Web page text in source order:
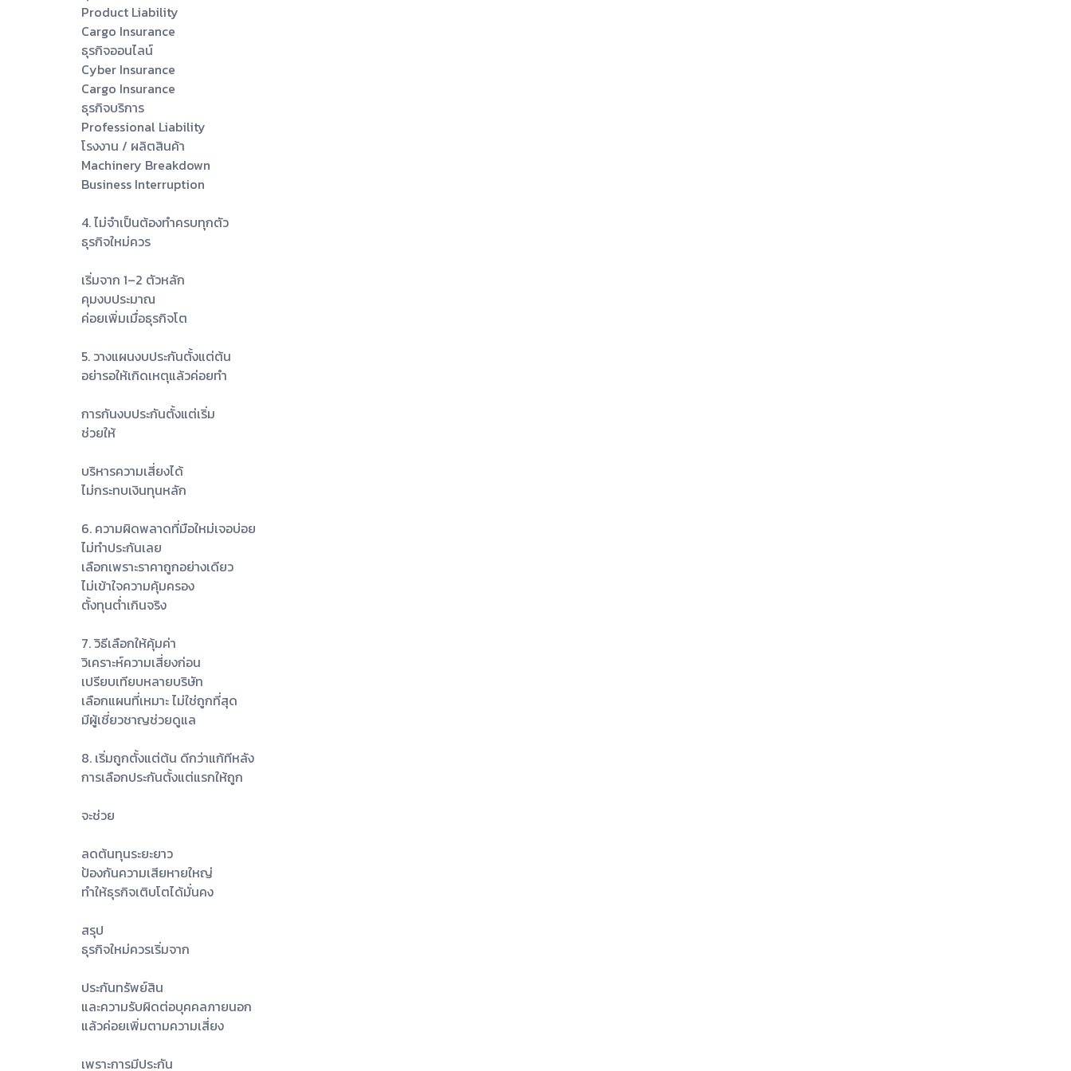
Product Liability
Cargo Insurance
ธุรกิจออนไลน์
Cyber Insurance
Cargo Insurance
ธุรกิจบริการ
Professional Liability
โรงงาน / ผลิตสินค้า
Machinery Breakdown
Business Interruption
4. ไม่จำเป็นต้องทำครบทุกตัว
ธุรกิจใหม่ควร
เริ่มจาก 1–2 ตัวหลัก
คุมงบประมาณ
ค่อยเพิ่มเมื่อธุรกิจโต
5. วางแผนงบประกันตั้งแต่ต้น
อย่ารอให้เกิดเหตุแล้วค่อยทำ
การกันงบประกันตั้งแต่เริ่ม
ช่วยให้
บริหารความเสี่ยงได้
ไม่กระทบเงินทุนหลัก
6. ความผิดพลาดที่มือใหม่เจอบ่อย
ไม่ทำประกันเลย
เลือกเพราะราคาถูกอย่างเดียว
ไม่เข้าใจความคุ้มครอง
ตั้งทุนต่ำเกินจริง
7. วิธีเลือกให้คุ้มค่า
วิเคราะห์ความเสี่ยงก่อน
เปรียบเทียบหลายบริษัท
เลือกแผนที่เหมาะ ไม่ใช่ถูกที่สุด
มีผู้เชี่ยวชาญช่วยดูแล
8. เริ่มถูกตั้งแต่ต้น ดีกว่าแก้ทีหลัง
การเลือกประกันตั้งแต่แรกให้ถูก
จะช่วย
ลดต้นทุนระยะยาว
ป้องกันความเสียหายใหญ่
ทำให้ธุรกิจเติบโตได้มั่นคง
สรุป
ธุรกิจใหม่ควรเริ่มจาก
ประกันทรัพย์สิน
และความรับผิดต่อบุคคลภายนอก
แล้วค่อยเพิ่มตามความเสี่ยง
เพราะการมีประกัน